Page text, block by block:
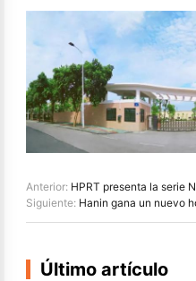
Anterior: HPRT presenta la serie NEX impulsada por
Siguiente: Hanin gana un nuevo honor a nivel nacional:
Último artículo